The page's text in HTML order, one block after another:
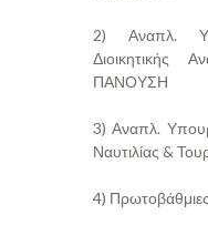
2) Αναπλ.
Διοικητικής
ΠΑΝΟΥΣΗ
3) Αναπλ.
Ναυτιλίας &
4)